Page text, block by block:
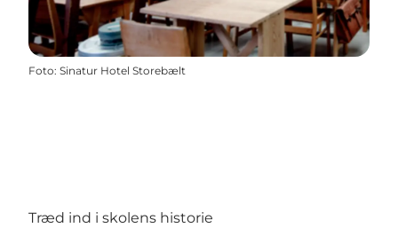
Foto: Sinatur Hotel Storebælt
Træd ind i skolens historie